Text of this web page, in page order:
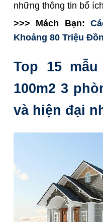
những thông tin bổ
>>> Mách Bạn:
Khoảng 80 Triệu
Top 15
100m2 3
và hiện đại